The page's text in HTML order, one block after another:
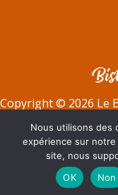
Copyright© 2026 Le
Nous utilisons des
expérience sur
site, nous
OK
Non